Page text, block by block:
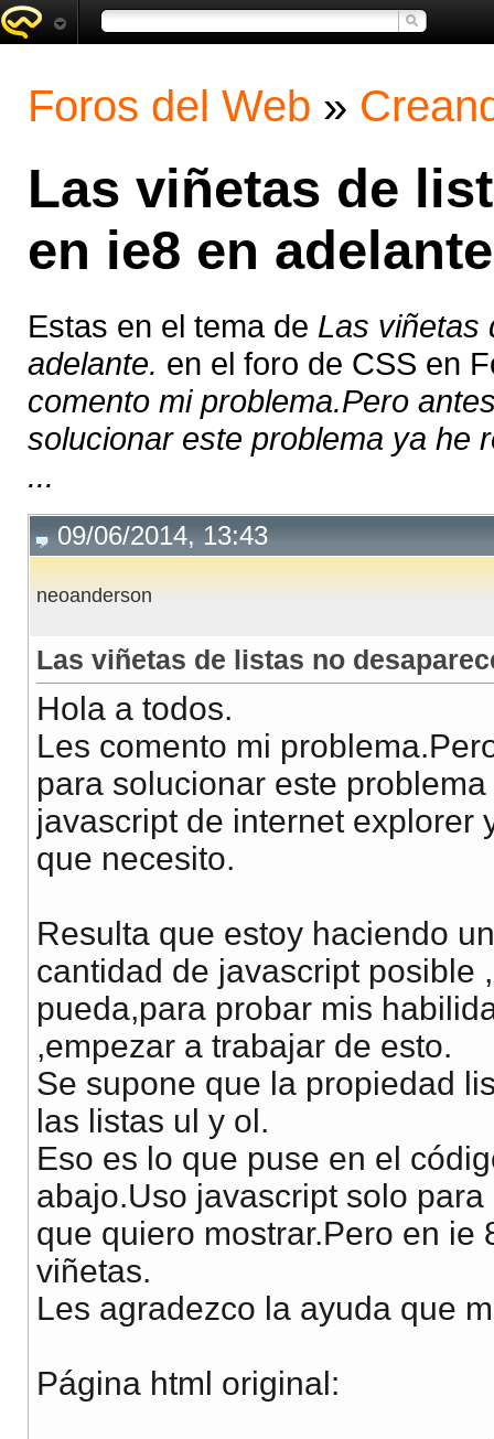
Foros del Web »
Las viñetas de
en ie8 en
Estas en el tema de Las viñetas
adelante. en el foro de CSS en
comento mi problema.Pero
solucionar este problema ya he
...
09/06/2014, 13:43
neoanderson
Las viñetas de listas no
Hola a todos.
Les comento mi
para solucionar este
javascript de internet explorer
que necesito.
Resulta que estoy haciendo
cantidad de javascript posible
pueda,para probar mis
,empezar a trabajar de esto.
Se supone que la propiedad
las listas ul y ol.
Eso es lo que puse en el
abajo.Uso javascript solo
que quiero mostrar.Pero en ie
viñetas.
Les agradezco la ayuda que
Página html original: